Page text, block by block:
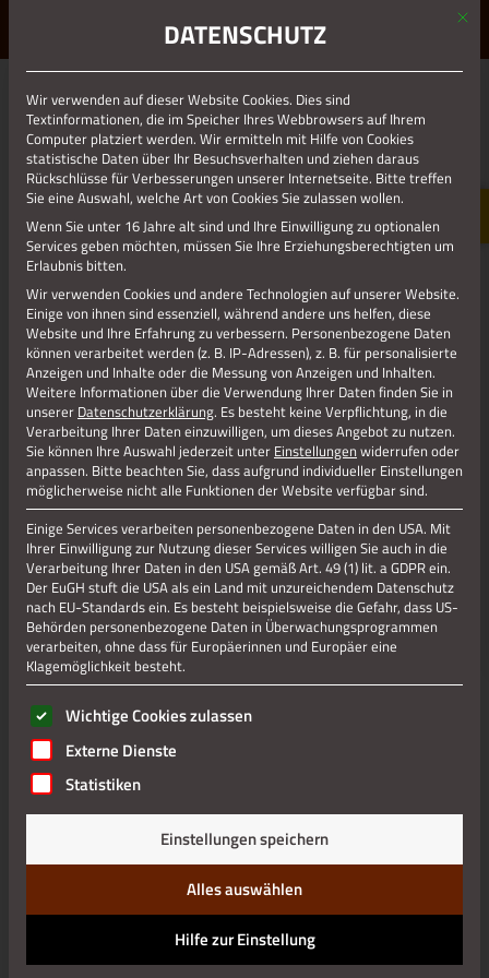
ERLEBE STOLBERG.ERLEBE DICH.
Zurück zur Übersicht
05.09.2024
1. AFTER-WORK-MARKT
Der Steinweg lebt!
Gesellige Feierabenstimmung im neu gestalteten Steinweg,
der nach der Flut und langen Jahren mit viel Leerstand
langsam wiederbelebt wird.
Mit dem Feierabendmarkt wird ein Einkaufsangebot für alle
Berufstätigen eröffnet und ein geselliges und entspanntes
Einkaufserlebnis in den frühen Abendstunden für diejenigen
geschaffen, die auch nach Büroschluss die Stolberger
Innenstadt genießen möchten. Geplant ist, durch die
Einbindung verschiedener Kleinkünstler, Straßenmusiker,
Imbiss- und Getränkestände eine urbane, entspannte
Atmosphäre in Teilbereichen des Steinwegs zu schaffen und
die Einkaufsstraße zu beleben. Verkaufsstände ergänzen das
Der finale After-Work Markt findet am 5. September statt.
Beginn: 05.09.2024um 17:00 Uhr
Mit
DATENSCHUTZ
Wir verwenden auf dieser Website Cookies. Dies sind
Textinformationen, die im Speicher Ihres Webbrowsers auf Ihrem
Computer platziert werden. Wir ermitteln mit Hilfe von Cookies
statistische Daten über Ihr Besuchsverhalten und ziehen daraus
Rückschlüsse für Verbesserungen unserer Internetseite. Bitte treffen
Sie eine Auswahl, welche Art von Cookies Sie zulassen wollen.
Wenn Sie unter 16 Jahre alt sind und Ihre Einwilligung zu optionalen
Services geben möchten, müssen Sie Ihre Erziehungsberechtigten um
Erlaubnis bitten.
Wir verwenden Cookies und andere Technologien auf unserer Website.
Einige von ihnen sind essenziell, während andere uns helfen, diese
Website und Ihre Erfahrung zu verbessern. Personenbezogene Daten
können verarbeitet werden (z. B. IP-Adressen), z. B. für personalisierte
Anzeigen und Inhalte oder die Messung von Anzeigen und Inhalten.
Weitere Informationen über die Verwendung Ihrer Daten finden Sie in
unserer Datenschutzerklärung. Es besteht keine Verpflichtung, in die
Verarbeitung Ihrer Daten einzuwilligen, um dieses Angebot zu nutzen.
Sie können Ihre Auswahl jederzeit unter Einstellungen widerrufen oder
anpassen. Bitte beachten Sie, dass aufgrund individueller Einstellungen
möglicherweise nicht alle Funktionen der Website verfügbar sind.
Einige Services verarbeiten personenbezogene Daten in den USA. Mit
Ihrer Einwilligung zur Nutzung dieser Services willigen Sie auch in die
Verarbeitung Ihrer Daten in den USA gemäß Art. 49 (1) lit. a GDPR ein.
Der EuGH stuft die USA als ein Land mit unzureichendem Datenschutz
nach EU-Standards ein. Es besteht beispielsweise die Gefahr, dass US-
Behörden personenbezogene Daten in Überwachungsprogrammen
verarbeiten, ohne dass für Europäerinnen und Europäer eine
Klagemöglichkeit besteht.
Es folgt eine Liste der Service-Gruppen, für die eine
Wichtige Cookies zulassen
Externe Dienste
Statistiken
Einstellungen speichern
Alles auswählen
Hilfe zur Einstellung